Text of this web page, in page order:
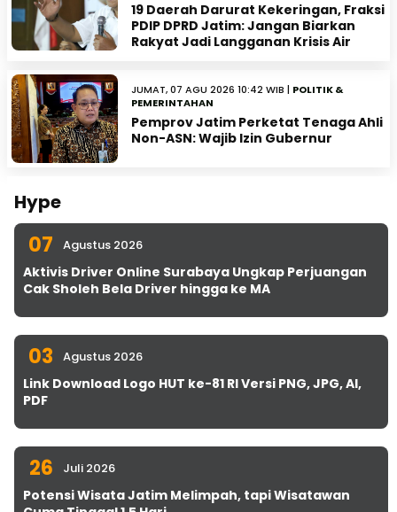
19 Daerah Darurat Kekeringan, Fraksi
PDIP DPRD Jatim: Jangan Biarkan
Rakyat Jadi Langganan Krisis Air
JUMAT, 07 AGU 2026 10:42 WIB | POLITIK &
PEMERINTAHAN
Pemprov Jatim Perketat Tenaga Ahli
Non-ASN: Wajib Izin Gubernur
Hype
07 Agustus 2026
Aktivis Driver Online Surabaya Ungkap Perjuangan
Cak Sholeh Bela Driver hingga ke MA
03 Agustus 2026
Link Download Logo HUT ke-81 RI Versi PNG, JPG, AI,
PDF
26 Juli 2026
Potensi Wisata Jatim Melimpah, tapi Wisatawan